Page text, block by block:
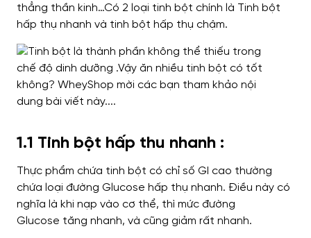
thẳng thần kinh…Có 2 loại tinh bột chính là Tinh bột
hấp thụ nhanh và tinh bột hấp thụ chậm.
1.1 Tinh bột hấp thu nhanh :
Thực phẩm chứa tinh bột có chỉ số GI cao thường
chứa loại đường Glucose hấp thụ nhanh. Điều này có
nghĩa là khi nạp vào cơ thể, thì mức đường
Glucose tăng nhanh, và cũng giảm rất nhanh.